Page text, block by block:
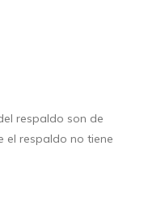
respaldo son de
el respaldo no tiene